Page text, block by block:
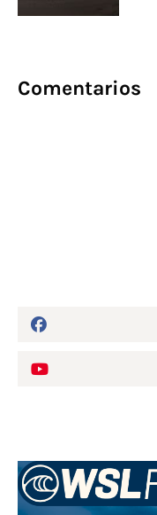
Comentarios